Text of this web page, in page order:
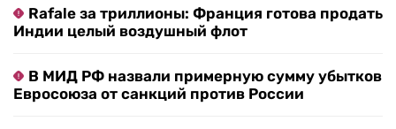
Rafale за триллионы: Франция готова продать
Индии целый воздушный флот
В МИД РФ назвали примерную сумму убытков
Евросоюза от санкций против России